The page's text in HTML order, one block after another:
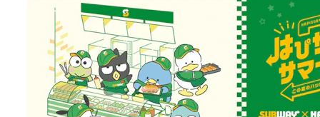
2026.8.7
お知らせ
「サマーバッグ」沖縄県内3店舗での販売開始延
期のお知らせ（※8月7日時点）
2026.8.7